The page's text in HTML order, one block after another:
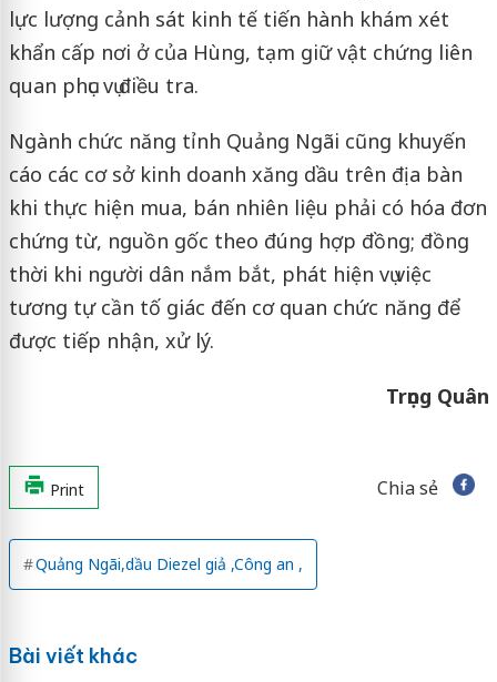
lực lượng cảnh sát kinh tế tiến hành khám xét
khẩn cấp nơi ở của Hùng, tạm giữ vật chứng liên
quan phục vụ điều tra.
Ngành chức năng tỉnh Quảng Ngãi cũng khuyến
cáo các cơ sở kinh doanh xăng dầu trên địa bàn
khi thực hiện mua, bán nhiên liệu phải có hóa đơn
chứng từ, nguồn gốc theo đúng hợp đồng; đồng
thời khi người dân nắm bắt, phát hiện vụ việc
tương tự cần tố giác đến cơ quan chức năng để
được tiếp nhận, xử lý.
Trọng Quân
Print Chia sẻ
Quảng Ngãi,dầu Diezel giả ,Công an ,
Bài viết khác